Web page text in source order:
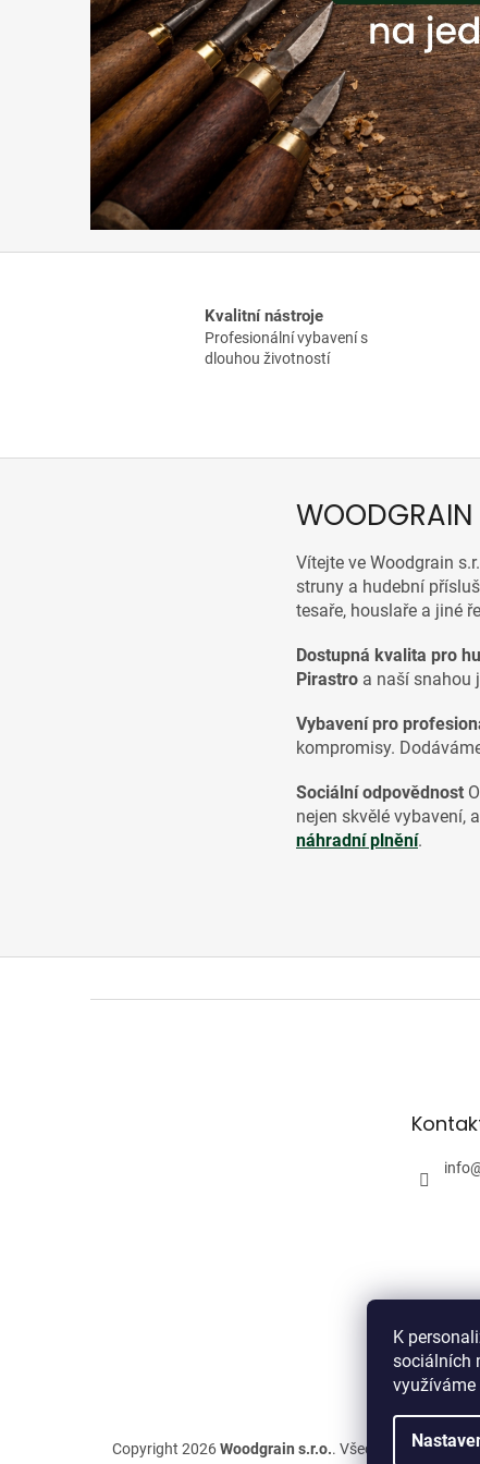
K
sociálních
r
.
o
Kvalitní nástroje
Profesionální vybavení s
dlouhou životností
Vítejte ve Woodgrain
struny a hudební
tesaře, houslaře a jiné
Dostupná kvalita pro
Pirastro a naší snahou
Vybavení pro
kompromisy.
Sociální odpovědnost
nejen skvělé vybavení,
náhradní plnění.
info
Copyright 2026Woodgrain s.r.o.. Všechna práva